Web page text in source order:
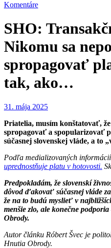
Komentáre
SHO:
Nikomu sa
spropagovať
tak, ako…
31. mája 2025
Priatelia, musím konštatovať,
spropagovať a spopularizovať
súčasnej slovenskej vláde, a to
Podľa medializovaných
uprednostňuje platu v hotovosti.
Predpokladám, že slovenskí
dôvod ďakovať súčasnej vláde
že na to budú myslieť v
menšie zlo, ale konečne
Obrody.
Autor článku Róbert Švec je
Hnutia Obrody.